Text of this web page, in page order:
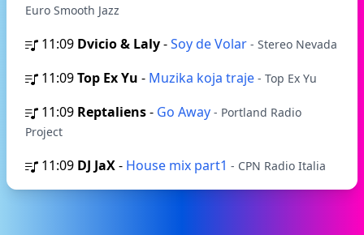
Euro Smooth Jazz
11:09 Dvicio & Laly-Soy de Volar - Stereo Nevada
11:09Top Ex Yu - Muzika koja traje - Top Ex Yu
11:09 Reptaliens- Go Away - Portland Radio
Project
11:09 DJ JaX- House mix part1 - CPN Radio Italia